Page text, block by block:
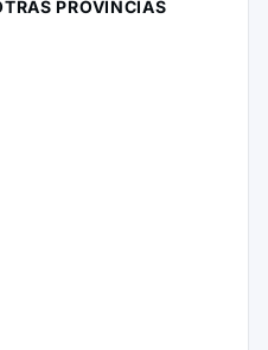
PROVINCIAS